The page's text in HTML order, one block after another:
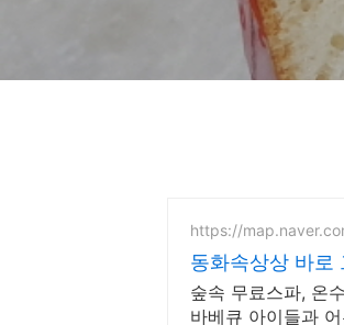
https://
동화속상상 바로
숲속 무료스파, 온
바베큐 아이들과